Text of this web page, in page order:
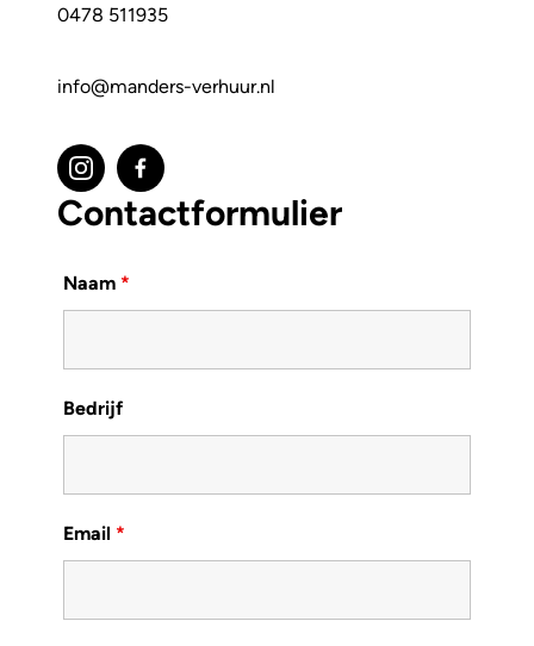
0478 511935
info@manders-verhuur.nl
Contactformulier
Naam *
Bedrijf
Email *